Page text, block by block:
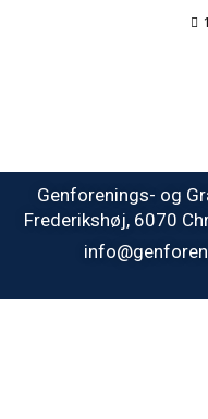
Genforenings- og
Frederikshøj, 6070